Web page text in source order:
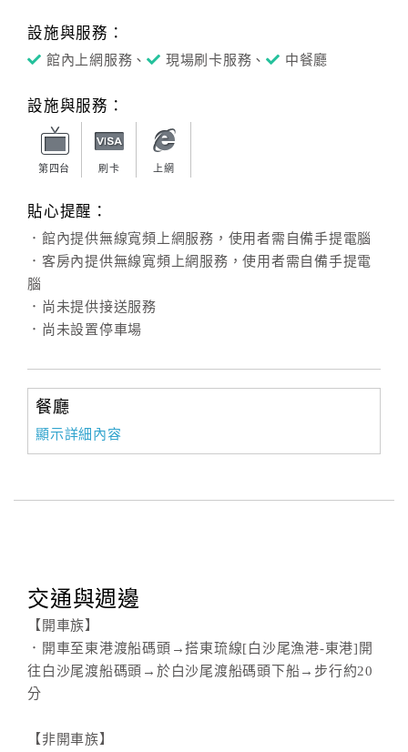
絡
單
服
紅
訂
房
房
請
款
設施與服務：
館內上網服務、 現場刷卡服務、 中餐廳
設施與服務：
第四台 刷卡 上網
貼心提醒：
．館內提供無線寬頻上網服務，使用者需自備手提電腦
．客房內提供無線寬頻上網服務，使用者需自備手提電
腦
．尚未提供接送服務
．尚未設置停車場
餐廳
顯示詳細內容
交通與週邊
【開車族】
．開車至東港渡船碼頭→搭東琉線[白沙尾漁港-東港]開
往白沙尾渡船碼頭→於白沙尾渡船碼頭下船→步行約20
分
【非開車族】